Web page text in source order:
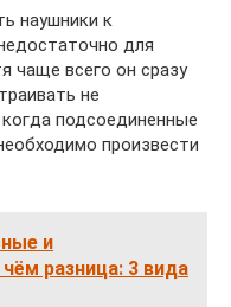
наушники к
для
чаще всего он сразу
не
подсоединенные
произвести
и
разница: 3 вида